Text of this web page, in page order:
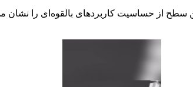
این سطح از حساسیت کاربردهای بالقوه‌ای را